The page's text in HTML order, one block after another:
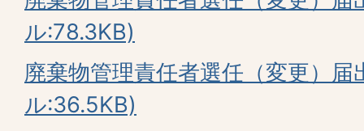
ル:78.3KB)
廃棄物管理責任者選任（変更）
ル:36.5KB)